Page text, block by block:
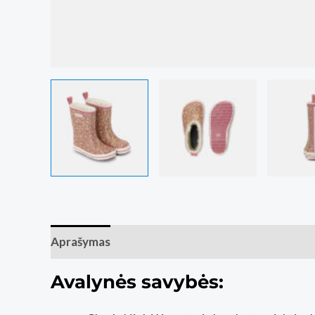
Aprašymas
Avalynės savybės: